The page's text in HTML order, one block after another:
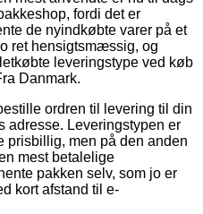
fordi det er
de nyindkøbte varer på et
ret hensigtsmæssig, og
leveringstype ved køb
Danmark.
ordren til levering til din
adresse. Leveringstypen er
men på den anden
mest betalelige
pakken selv, som jo er
kort afstand til e-